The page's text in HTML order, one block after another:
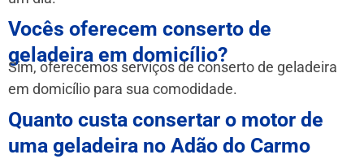
Vocês oferecem conserto de
geladeira em domicílio?
Sim, oferecemos serviços de conserto de geladeira
em domicílio para sua comodidade.
Quanto custa consertar o motor de
uma geladeira no Adão do Carmo